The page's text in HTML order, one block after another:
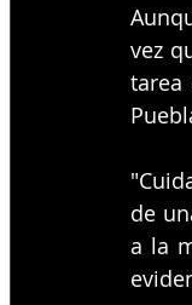
vez
tarea
de
a la